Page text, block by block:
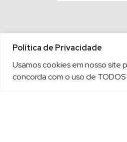
Política de Privacidade
Usamos cookies em nosso site
concorda com o uso de